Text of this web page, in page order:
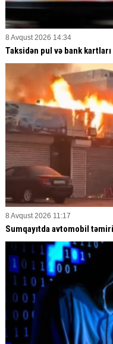
8 Avqust 2026 14:34
Taksidən pul və bank
8 Avqust 2026 11:17
Sumqayıtda avtomobil